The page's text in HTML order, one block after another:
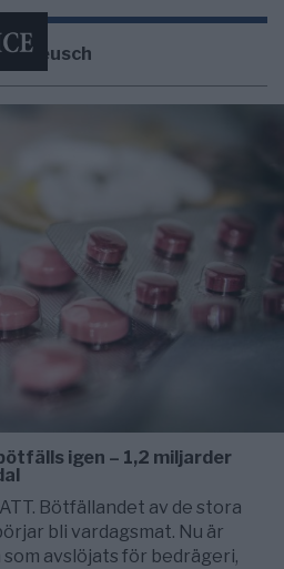
Leusch
igen – 1,2 miljarder
Bötfällandet av de stora
bli vardagsmat. Nu är
avslöjats för bedrägeri,